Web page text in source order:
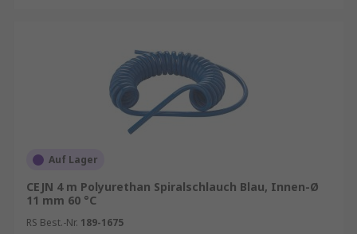
Bewegungsfreiheit. Sie eignen sich perfekt
für Anwendungen, bei denen Werkzeuge
häufig bewegt werden müssen.
Robuste Materialien:Die meisten
Luftspiralschläuche bestehen aus
Polyurethan (PU) oder Polyamid (PA). Diese
Materialien sind abriebfest,
chemikalienbeständig und halten hohen
Belastungen stand.
Auf Lager
CEJN 4 m Polyurethan Spiralschlauch Blau, Innen-Ø
11 mm 60 °C
RS Best.-Nr. 189-1675